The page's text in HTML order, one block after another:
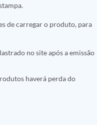
de carregar o produto, para
no site após a emissão
haverá perda do